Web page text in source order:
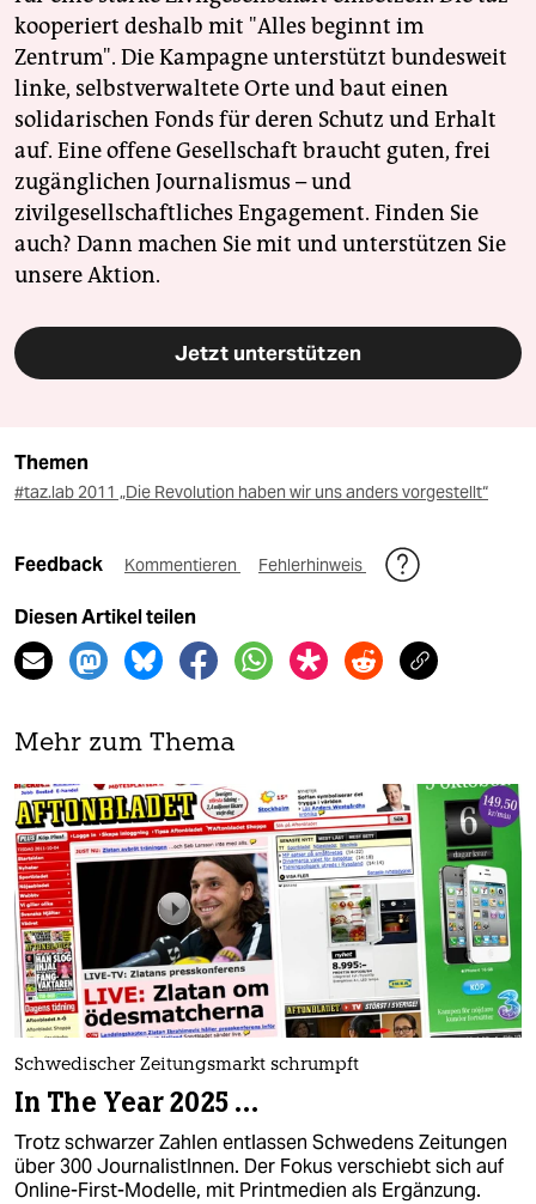
kooperiert deshalb mit "Alles beginnt im
Zentrum". Die Kampagne unterstützt bundesweit
linke, selbstverwaltete Orte und baut einen
solidarischen Fonds für deren Schutz und Erhalt
auf. Eine offene Gesellschaft braucht guten, frei
zugänglichen Journalismus – und
zivilgesellschaftliches Engagement. Finden Sie
auch? Dann machen Sie mit und unterstützen Sie
unsere Aktion.
Jetzt unterstützen
Themen
#taz.lab 2011 „Die Revolution haben wir uns anders vorgestellt“
Feedback Kommentieren Fehlerhinweis
Diesen Artikel teilen
Mehr zum Thema
Schwedischer Zeitungsmarkt schrumpft
In The Year 2025 …
Trotz schwarzer Zahlen entlassen Schwedens Zeitungen
über 300 JournalistInnen. Der Fokus verschiebt sich auf
Online-First-Modelle, mit Printmedien als Ergänzung.